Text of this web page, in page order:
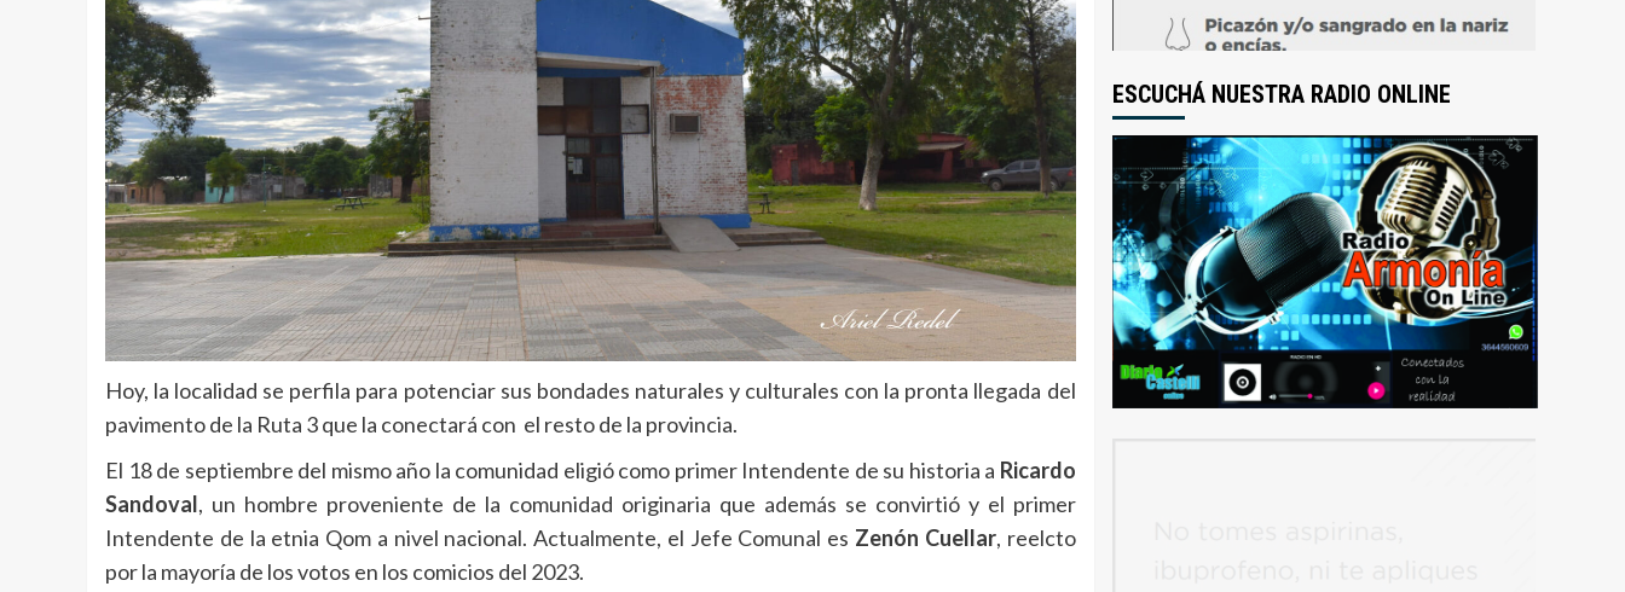
Hoy, la localidad se perfila para potenciar sus bondades naturales y culturales con la pronta llegada del
pavimento de la Ruta 3 que la conectará con el resto de la provincia.
El 18 de septiembre del mismo año la comunidad eligió como primer Intendente de su historia a Ricardo
Sandoval, un hombre proveniente de la comunidad originaria que además se convirtió y el primer
Intendente de la etnia Qom a nivel nacional. Actualmente, el Jefe Comunal es Zenón Cuellar, reelcto
por la mayoría de los votos en los comicios del 2023.
ESCUCHÁ NUESTRA RADIO ONLINE